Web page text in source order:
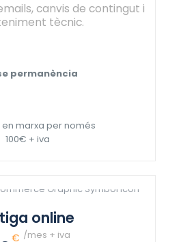
canvis de contingut i
tècnic.
permanència
marxa per només
100€ + iva
online
€ /mes + iva